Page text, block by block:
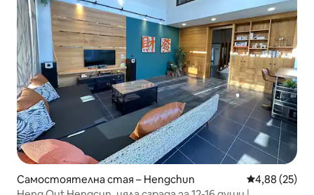
Самостоятелна стая – Hengchun Средна
4,88 (25)